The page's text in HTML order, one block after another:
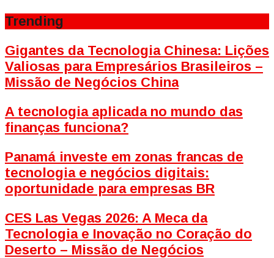
Trending
Gigantes da Tecnologia Chinesa: Lições
Valiosas para Empresários Brasileiros –
Missão de Negócios China
A tecnologia aplicada no mundo das
finanças funciona?
Panamá investe em zonas francas de
tecnologia e negócios digitais:
oportunidade para empresas BR
CES Las Vegas 2026: A Meca da
Tecnologia e Inovação no Coração do
Deserto – Missão de Negócios